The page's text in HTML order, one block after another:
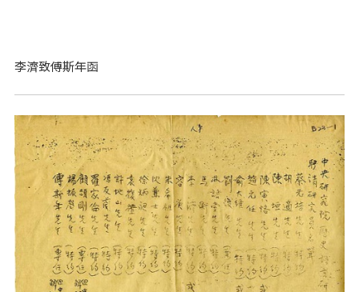
李濟致傅斯年函